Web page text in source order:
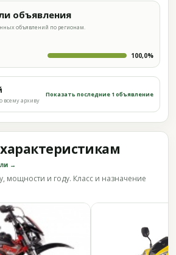
объявления
объявлений по регионам.
100,0%
всему архиву
Показать последние 1 объявление
→
мощности и году. Класс и назначение